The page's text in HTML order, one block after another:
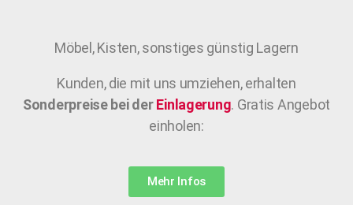
Möbel, Kisten, sonstiges günstig Lagern
Kunden, die mit uns umziehen, erhalten
Sonderpreise bei derEinlagerung. Gratis Angebot
einholen:
Mehr Infos